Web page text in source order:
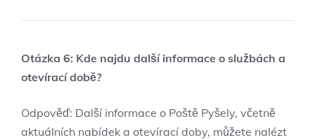
Otázka 6: Kde najdu další informace o službách a
otevírací době?
Odpověď: Další informace o Poště Pyšely, včetně
aktuálních nabídek a otevírací doby, můžete nalézt